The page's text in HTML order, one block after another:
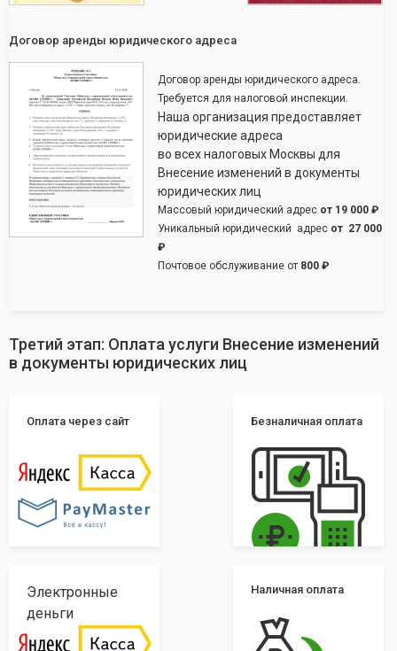
Договор аренды юридического адреса
Договор аренды юридического адреса.
Требуется для налоговой инспекции.
Наша организация предоставляет
юридические адреса
во всех налоговых Москвы для
Внесение изменений в документы
юридических лиц
Массовый юридический адрес от 19 000 ₽
Уникальный юридический адрес от 27 000
₽
Почтовое обслуживание от 800 ₽
Третий этап: Оплата услуги Внесение изменений
в документы юридических лиц
Оплата через сайт Безналичная оплата
Электронные
деньги
Наличная оплата